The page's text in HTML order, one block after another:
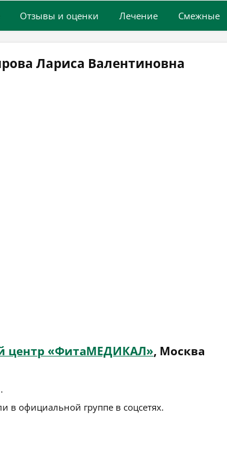
Отзывы и оценки Лечение Смежные
Лариса Валентиновна
центр «ФитаМЕДИКАЛ», Москва
.
в официальной группе в соцсетях.